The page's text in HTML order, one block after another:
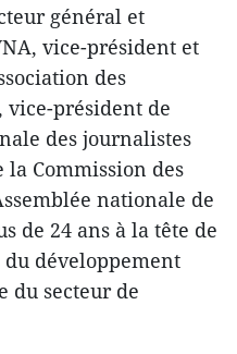
général et
vice-président et
des
président de
des journalistes
la Commission des
nationale de
de 24 ans à la tête de
du développement
du secteur de